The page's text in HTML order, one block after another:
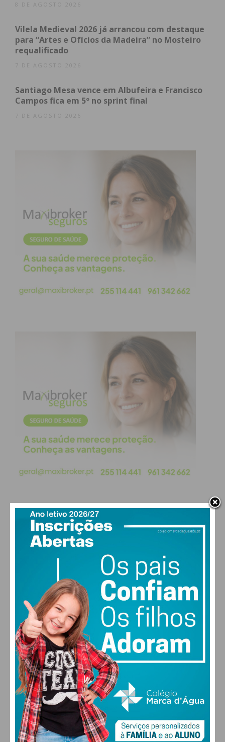
Subscreva a newsletter do
Imediato
Assine nossa newsletter por e-mail e
obtenha de forma regular a informação
8 DE AGOSTO 2026
Vilela Medieval 2026 já arrancou com destaque
para “Artes e Ofícios da Madeira” no Mosteiro
requalificado
7 DE AGOSTO 2026
Santiago Mesa vence em Albufeira e Francisco
Campos fica em 5º no sprint final
7 DE AGOSTO 2026
PAÇOS DE FERREIRA
27°
51% humidade
vento: 4m/s O
MAX 28 • MIN 27
27°
SÁB
26
DOM
29°
SEG
30 °
FARMACIAS DE SERVIÇO EM PAÇOS DE